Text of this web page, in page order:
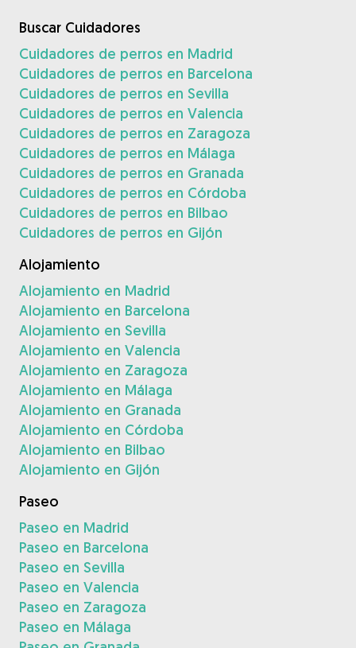
Buscar Cuidadores
Cuidadores de perros en Madrid
Cuidadores de perros en Barcelona
Cuidadores de perros en Sevilla
Cuidadores de perros en Valencia
Cuidadores de perros en Zaragoza
Cuidadores de perros en Málaga
Cuidadores de perros en Granada
Cuidadores de perros en Córdoba
Cuidadores de perros en Bilbao
Cuidadores de perros en Gijón
Alojamiento
Alojamiento en Madrid
Alojamiento en Barcelona
Alojamiento en Sevilla
Alojamiento en Valencia
Alojamiento en Zaragoza
Alojamiento en Málaga
Alojamiento en Granada
Alojamiento en Córdoba
Alojamiento en Bilbao
Alojamiento en Gijón
Paseo
Paseo en Madrid
Paseo en Barcelona
Paseo en Sevilla
Paseo en Valencia
Paseo en Zaragoza
Paseo en Málaga